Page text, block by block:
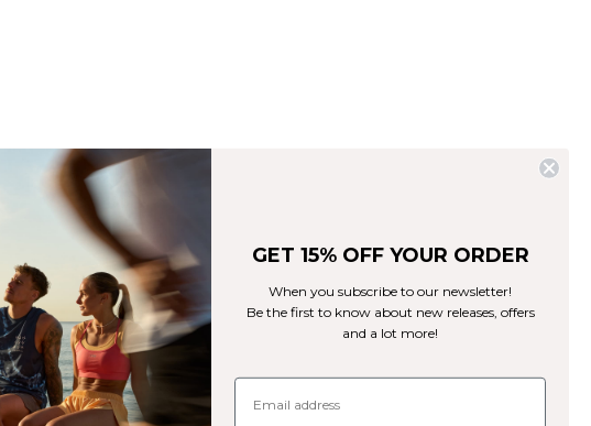
Washing Bag White
No Brand
23€29€ (-20%)
GET 15% OFF YOUR ORDER
When you subscribe to our newsletter!
Be the first to know about new releases, offers
and a lot more!